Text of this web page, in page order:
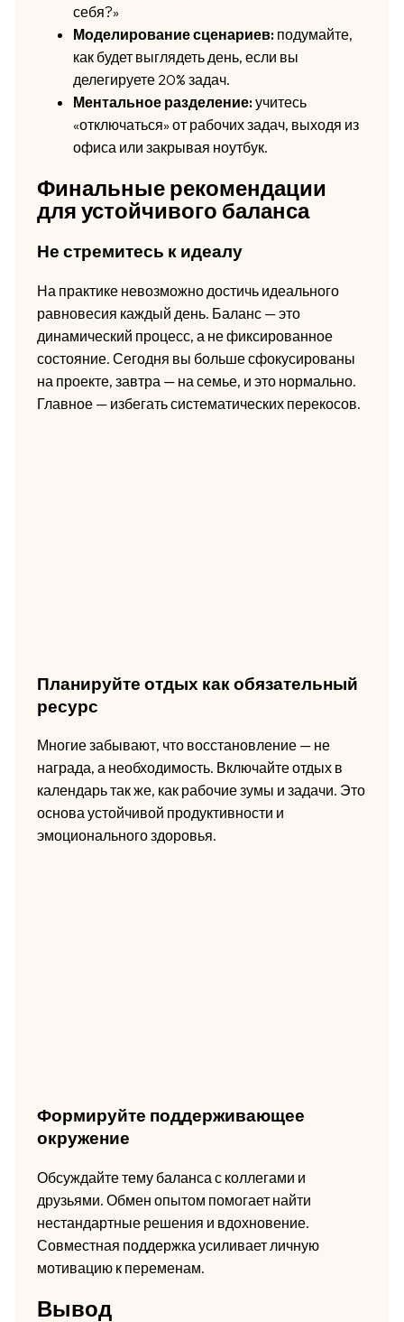
себя?»
Моделирование сценариев:подумайте,
как будет выглядеть день, если вы
делегируете 20% задач.
Ментальное разделение:учитесь
«отключаться» от рабочих задач, выходя из
офиса или закрывая ноутбук.
Финальные рекомендации
для устойчивого баланса
Не стремитесь к идеалу
На практике невозможно достичь идеального
равновесия каждый день. Баланс — это
динамический процесс, а не фиксированное
состояние. Сегодня вы больше сфокусированы
на проекте, завтра — на семье, и это нормально.
Главное — избегать систематических перекосов.
Планируйте отдых как обязательный
ресурс
Многие забывают, что восстановление — не
награда, а необходимость. Включайте отдых в
календарь так же, как рабочие зумы и задачи. Это
основа устойчивой продуктивности и
эмоционального здоровья.
Формируйте поддерживающее
окружение
Обсуждайте тему баланса с коллегами и
друзьями. Обмен опытом помогает найти
нестандартные решения и вдохновение.
Совместная поддержка усиливает личную
мотивацию к переменам.
Вывод